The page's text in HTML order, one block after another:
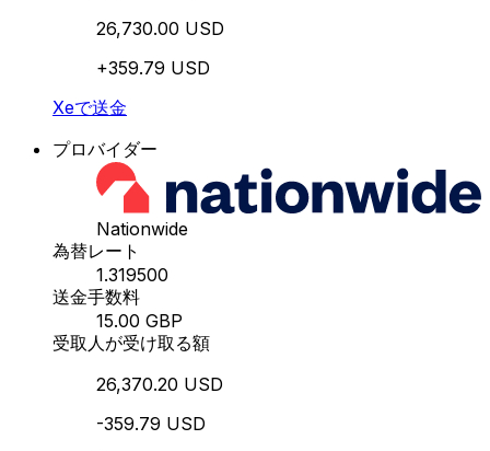
26,730.00 USD
+359.79 USD
Xeで送金
プロバイダー
Nationwide
為替レート
1.319500
送金手数料
15.00 GBP
受取人が受け取る額
26,370.20 USD
-359.79 USD